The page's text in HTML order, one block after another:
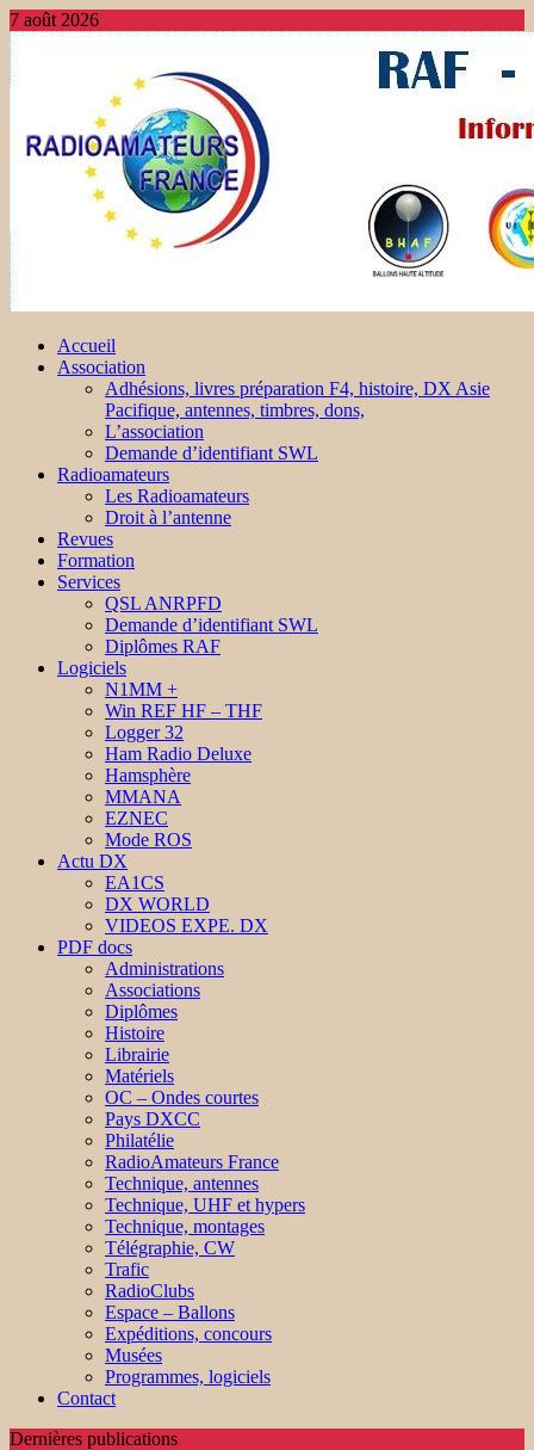
7 août 2026
Accueil
Association
Adhésions, livres préparation F4, histoire, DX Asie
Pacifique, antennes, timbres, dons,
L’association
Demande d’identifiant SWL
Radioamateurs
Les Radioamateurs
Droit à l’antenne
Revues
Formation
Services
QSL ANRPFD
Demande d’identifiant SWL
Diplômes RAF
Logiciels
N1MM +
Win REF HF – THF
Logger 32
Ham Radio Deluxe
Hamsphère
MMANA
EZNEC
Mode ROS
Actu DX
EA1CS
DX WORLD
VIDEOS EXPE. DX
PDF docs
Administrations
Associations
Diplômes
Histoire
Librairie
Matériels
OC – Ondes courtes
Pays DXCC
Philatélie
RadioAmateurs France
Technique, antennes
Technique, UHF et hypers
Technique, montages
Télégraphie, CW
Trafic
RadioClubs
Espace – Ballons
Expéditions, concours
Musées
Programmes, logiciels
Contact
Dernières publications